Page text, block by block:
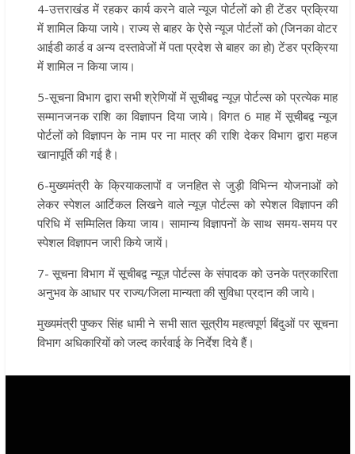
4-उत्तराखंड में रहकर कार्य करने वाले न्यूज पोर्टलों को ही टेंडर प्रक्रिया
में शामिल किया जाये। राज्य से बाहर के ऐसे न्यूज पोर्टलों को (जिनका वोटर
आईडी कार्ड व अन्य दस्तावेजों में पता प्रदेश से बाहर का हो) टेंडर प्रक्रिया
में शामिल न किया जाय।
5-सूचना विभाग द्वारा सभी श्रेणियों में सूचीबद्व न्यूज़ पोर्टल्स को प्रत्येक माह
सम्मानजनक राशि का विज्ञापन दिया जाये। विगत 6 माह में सूचीबद्व न्यूज
पोर्टलों को विज्ञापन के नाम पर ना मात्र की राशि देकर विभाग द्वारा महज
खानापूर्ति की गई है।
6-मुख्यमंत्री के क्रियाकलापों व जनहित से जुड़ी विभिन्न योजनाओं को
लेकर स्पेशल आर्टिकल लिखने वाले न्यूज़ पोर्टल्स को स्पेशल विज्ञापन की
परिधि में सम्मिलित किया जाय। सामान्य विज्ञापनों के साथ समय-समय पर
स्पेशल विज्ञापन जारी किये जायें।
7- सूचना विभाग में सूचीबद्व न्यूज़ पोर्टल्स के संपादक को उनके पत्रकारिता
अनुभव के आधार पर राज्य/जिला मान्यता की सुविधा प्रदान की जाये।
मुख्यमंत्री पुष्कर सिंह धामी ने सभी सात सूत्रीय महत्वपूर्ण बिंदुओं पर सूचना
विभाग अधिकारियों को जल्द कार्रवाई के निर्देश दिये हैं।